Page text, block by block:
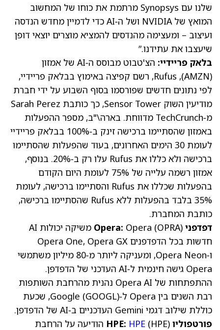
שלנו עם Synopsys מרתמת את כוחו של המחשוב
המואץ של NVIDIA ושל ה‑AI כדי לדמיין מחדש הנדסה
ועיצוב – ומעצימה מהנדסים להמציא מוצרים יוצאי דופן
שיעצבו את עתידנו.”
בלאק פריידיי: הצ'טבוט מבוסס ה‑AI של אמזון
(
AMZN
), Rufus, רשם קפיצה באימוץ בבלאק פריידיי,
לפי נתונים חדשים שפורסמו בסוף השבוע על ידי חברת
מודיעין השוק Sensor Tower, כך כותבת Sarah Perez
מ‑TechCrunch
מדווחת. בארה\"ב, מספר ההפעלות
באמזון שהסתיימו ברכישה זינק ב‑100% בבלאק פריידיי
לעומת 30 הימים האחרונים, בעוד שהפעלות שהסתיימו
ברכישה ולא כללו את Rufus עלו רק ב‑20%. בנוסף,
אמזון רשמה עלייה של 75% לעומת היום הקודם
בהפעלות שכללו את Rufus והסתיימו ברכישה, לעומת
35% בלבד בהפעלות ללא Rufus שהסתיימו ברכישה,
כותבת המחברת.
דפדפני Opera:
Opera (OPRA
) משיקה יכולות AI
חדשות בכל הדפדפנים Opera One, Opera GX
ו‑Opera Neon, ומעניקה ליותר מ‑80 מיליון משתמשי
Opera גישה חינמית ל‑AI העדכני של הדפדפן.
ההתפתחות של Opera AI נהנית מהרחבת השותפות
רבת השנים בין Opera ל‑Google
(GOOGL
), שכעת
כוללת שילוב דגמי Gemini העדכניים ב‑AI של הדפדפן.
פורטפוליו HPE:
HPE (HPE)
הודיעה על הרחבת